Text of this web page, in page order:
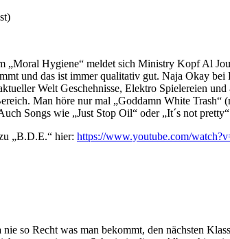
„Moral Hygiene“ meldet sich Ministry Kopf Al
und das ist immer qualitativ gut. Naja Okay
Welt Geschehnisse, Elektro Spielereien
Man höre nur mal „Goddamn White
Songs wie „Just Stop Oil“ oder „It´s not
„B.D.E.“ hier: https://www.youtube.com/
so Recht was man bekommt, den nächsten